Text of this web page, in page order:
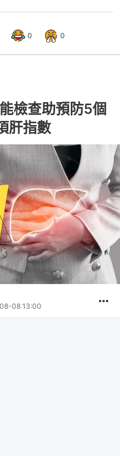
0 0
檢查助預防5個
肝指數
08 13:00